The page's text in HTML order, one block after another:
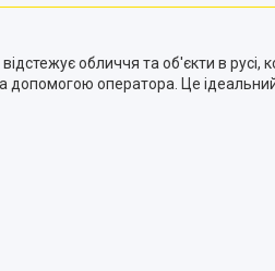
обличчя та об'єкти в
оператора. Це